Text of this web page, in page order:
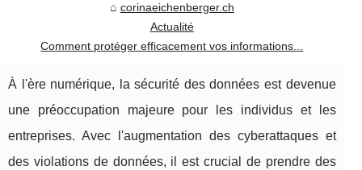
corinaeichenberger.ch
Actualité
Comment protéger efficacement vos informations...
À l'ère numérique, la sécurité des données est devenue
une préoccupation majeure pour les individus et les
entreprises. Avec l'augmentation des cyberattaques et
des violations de données, il est crucial de prendre des